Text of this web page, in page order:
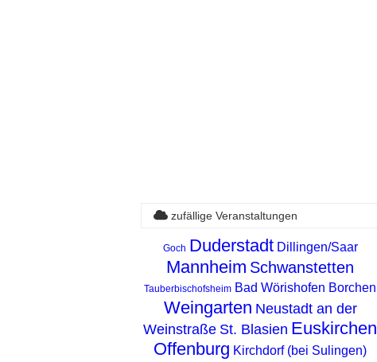
zufällige Veranstaltungen
Goch Duderstadt Dillingen/Saar
Mannheim Schwanstetten
Tauberbischofsheim Bad Wörishofen Borchen
Weingarten Neustadt an der
Weinstraße St. Blasien Euskirchen
Offenburg Kirchdorf (bei Sulingen)